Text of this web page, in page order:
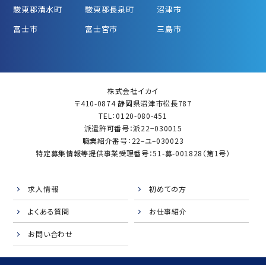
駿東郡清水町
駿東郡長泉町
沼津市
富士市
富士宮市 三島市
株式会社イカイ
〒410-0874 静岡県沼津市松長787
TEL：0120-080-451
派遣許可番号：派22−030015
職業紹介番号：22–ユ–030023
特定募集情報等提供事業受理番号：51-募-001828（第1号）
求人情報 初めての方
よくある質問 お仕事紹介
お問い合わせ